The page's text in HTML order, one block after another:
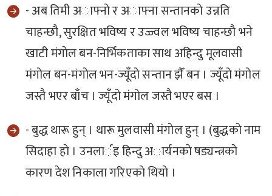
- अब तिमी अाफ्नाे र अाफ्ना सन्तानकाे उन्नति
चाहन्छाै, सुरक्षित भविष्य र उज्ज्वल भविष्य चाहन्छाै भने
खाटी मंगाेल बन-निर्भिकताका साथ अहिन्दु मूलवासी
मंगाेल बन-मंगाेल भन-ज्यूँदाे सन्तान झैँ बन । ज्यूँदाे मंगाेल
जस्तै भएर बाँच । ज्यूँदाे मंगाेल जस्तै भएर बस ।
- बुद्ध थारू हुन् । थारू मुलवासी मंगाेल हुन् । (बुद्धकाे नाम
सिदाहा हाे । उनलार्इ हिन्दु अार्यनकाे षड्यन्त्रकाे
कारण देश निकाला गरिएकाे थियाे ।